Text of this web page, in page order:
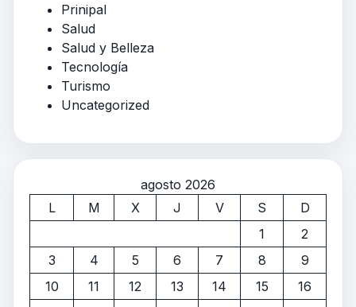
Prinipal
Salud
Salud y Belleza
Tecnología
Turismo
Uncategorized
agosto 2026
L
M X J V S
D
1
2
3
4 5 6 7 8
9
10
11 12 13 14 15
16